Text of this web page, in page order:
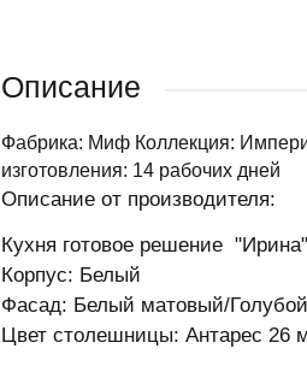
Описание
Фабрика: Миф Коллекция:
изготовления: 14 рабочих дней
Описание от производителя:
Кухня готовое решение "Ирина"
Корпус: Белый
Фасад: Белый матовый/
Цвет столешницы: Антарес 26